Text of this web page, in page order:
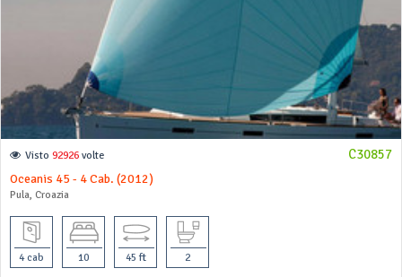
C30857
Visto 92926 volte
Oceanis 45 - 4 Cab. (2012)
Pula, Croazia
4 cab 10 45 ft 2